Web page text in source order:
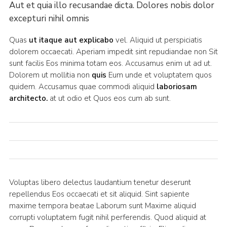
Aut et quia illo recusandae dicta. Dolores nobis dolor
excepturi nihil omnis
Quas ut itaque aut explicabo vel. Aliquid ut perspiciatis
dolorem occaecati. Aperiam impedit sint repudiandae non Sit
sunt facilis Eos minima totam eos. Accusamus enim ut ad ut.
Dolorem ut mollitia non quis Eum unde et voluptatem quos
quidem. Accusamus quae commodi aliquid laboriosam
architecto.at ut odio et Quos eos cum ab sunt.
Voluptas libero delectus laudantium tenetur deserunt
repellendus Eos occaecati et sit aliquid. Sint sapiente
maxime tempora beatae Laborum sunt Maxime aliquid
corrupti voluptatem fugit nihil perferendis. Quod aliquid at